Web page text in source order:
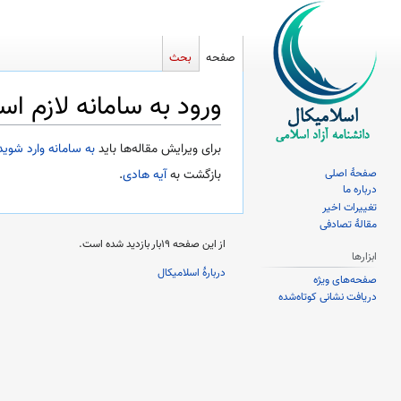
ورود به سامانه لازم
پرش
به
ناوبری
پرش
به
جستجو
برای ویرایش مقاله‌ها بایدبه سامانه وارد
بازگشت بهآیه هادی.
صفحه بحث
صفحهٔ اصلی
درباره ما
تغییرات اخیر
مقالهٔ تصادفی
ابزارها
صفحه‌های ویژه
دریافت نشانی کوتاه‌شده
از این صفحه ۱۹بار بازدید شده است.
دربارهٔ اسلامیکال